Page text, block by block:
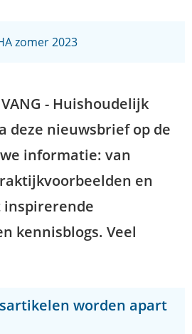
zomer 2023
- Huishoudelijk
deze nieuwsbrief op de
informatie: van
en
kennisblogs. Veel
worden apart